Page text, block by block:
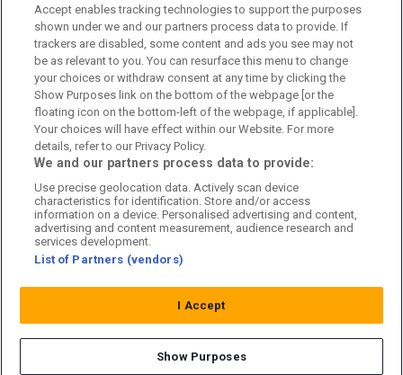
Kundtjänst
Sponsor: Rekatochklart
Annonsera på Fotbolldirekt
Redaktionell policy
Personuppgiftspolicy
Cookiepolicy
Arkiv
Accept enables tracking technologies to support the purposes
shown under we and our partners process data to provide. If
trackers are disabled, some content and ads you see may not
be as relevant to you. You can resurface this menu to change
your choices or withdraw consent at any time by clicking the
Show Purposes link on the bottom of the webpage [or the
floating icon on the bottom-left of the webpage, if applicable].
Your choices will have effect within our Website. For more
details, refer to our Privacy Policy.
We and our partners process data to provide:
Use precise geolocation data. Actively scan device
characteristics for identification. Store and/or access
information on a device. Personalised advertising and content,
advertising and content measurement, audience research and
services development.
List of Partners (vendors)
I Accept
Show Purposes